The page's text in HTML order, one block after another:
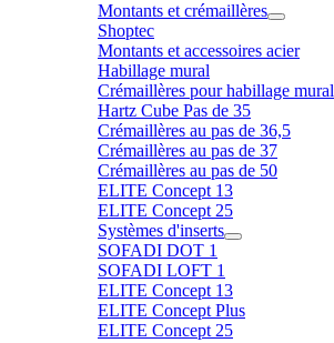
Montants et crémaillères
Shoptec
Montants et accessoires acier
Habillage mural
Crémaillères pour habillage mural
Hartz Cube Pas de 35
Crémaillères au pas de 36,5
Crémaillères au pas de 37
Crémaillères au pas de 50
ELITE Concept 13
ELITE Concept 25
Systèmes d'inserts
SOFADI DOT 1
SOFADI LOFT 1
ELITE Concept 13
ELITE Concept Plus
ELITE Concept 25